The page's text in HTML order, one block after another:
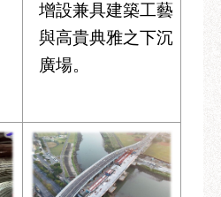
增設兼具建築工藝
與高貴典雅之下沉
廣場。